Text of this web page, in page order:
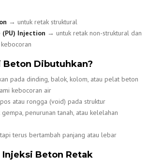
→ untuk retak struktural
(PU) Injection → untuk retak non-struktural dan
Beton Dibutuhkan?
pada dinding, balok, kolom, atau pelat beton
kebocoran air
atau rongga (void) pada struktur
gempa, penurunan tanah, atau kelelahan
terus bertambah panjang atau lebar
Injeksi Beton Retak